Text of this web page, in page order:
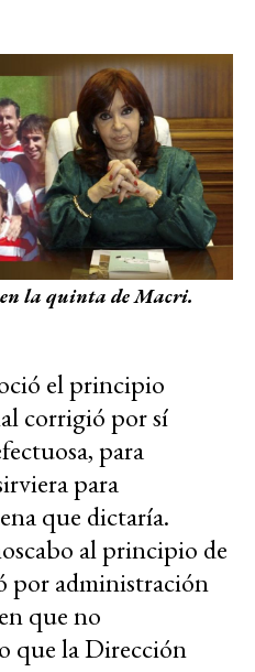
la quinta de Macri.
el principio
corrigió por sí
para
para
que dictaría.
al principio de
por administración
que no
que la Dirección